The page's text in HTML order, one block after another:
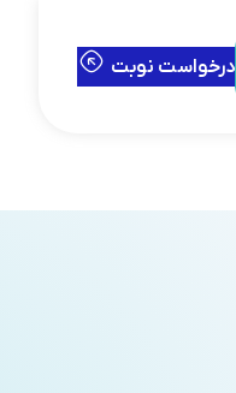
درخواست نوبت